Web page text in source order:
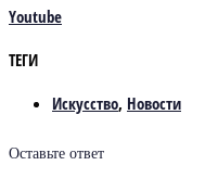
Youtube
ТЕГИ
Искусство, Новости
Оставьте ответ